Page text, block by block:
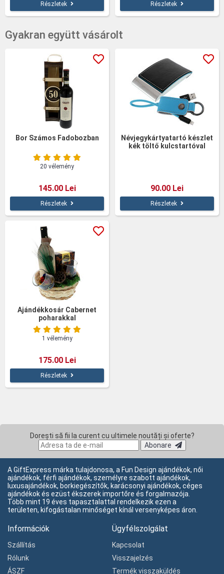
Részletek Részletek
Gyakran együtt vásárolt
Bor Számos Fadobozban
20 vélemény
145.00 Lei
Részletek
Névjegykártyatartó készlet
kék töltő kulcstartóval
90.00 Lei
Részletek
Ajándékkosár Cabernet
poharakkal
1 vélemény
175.00 Lei
Részletek
Dorești să fii la curent cu ultimele noutăți și oferte?
Abonare
A GiftExpress márka tulajdonosa, a Fun Design ajándékok, női
ajándékok, férfi ajándékok, személyre szabott ajándékok,
luxusajándékok, borkiegészítők, karácsonyi ajándékok, céges
ajándékok és ezüst ékszerek importőre és forgalmazója.
Több mint 19 éves tapasztalattal rendelkezik ezen a
területen, kifogástalan minőséget kínál versenyképes áron.
Információk
Szállítás
Rólunk
ÁSZF
Ügyfélszolgálat
Kapcsolat
Visszajelzés
Termék visszaküldés